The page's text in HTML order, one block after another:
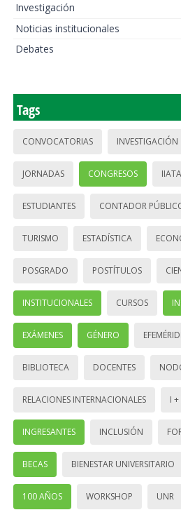
Investigación
Noticias institucionales
Debates
Tags
CONVOCATORIAS INVESTIGACIÓN
JORNADAS CONGRESOS IIATA
ESTUDIANTES CONTADOR
TURISMO ESTADÍSTICA
POSGRADO POSTÍTULOS
INSTITUCIONALES CURSOS
EXÁMENES GÉNERO
BIBLIOTECA DOCENTES
RELACIONES INTERNACIONALES I +
INGRESANTES INCLUSIÓN
BECAS BIENESTAR UNIVERSITARIO
100 AÑOS WORKSHOP UNR